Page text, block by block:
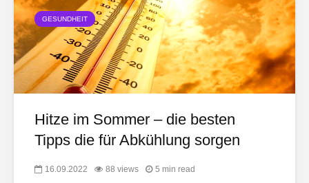
GESUNDHEIT
Hitze im Sommer – die besten
Tipps die für Abkühlung sorgen
16.09.2022 88 views 5 min read